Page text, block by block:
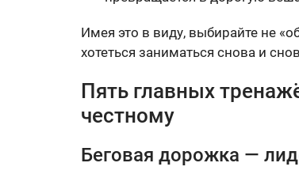
Имея это в виду, выбирайте не
хотеться заниматься снова и
Пять главных
честному
Беговая дорожка —